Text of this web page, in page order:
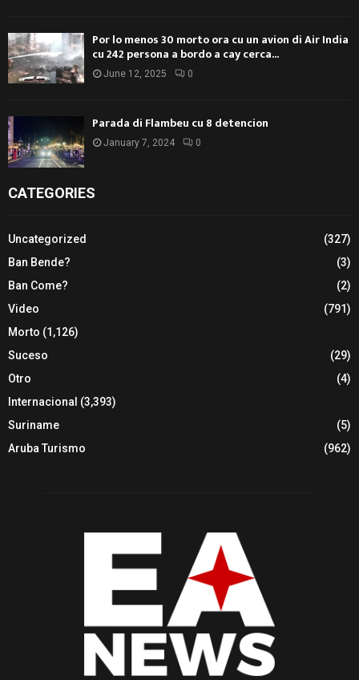
Por lo menos 30 morto ora cu un avion di Air India
cu 242 persona a bordo a cay cerca...
June 12, 2025 0
Parada di Flambeu cu 8 detencion
January 7, 2024 0
CATEGORIES
Uncategorized
(327)
Ban Bende?
(3)
Ban Come?
(2)
Video
(791)
Morto (1,126)
Suceso
(29)
Otro
(4)
Internacional (3,393)
Suriname
(5)
Aruba Turismo
(962)